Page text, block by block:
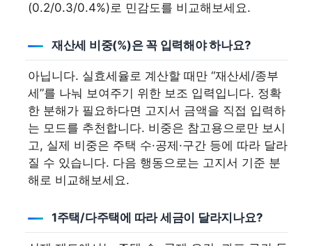
(0.2/0.3/0.4%)로 민감도를 비교해보세요.
재산세 비중(%)은 꼭 입력해야 하나요?
아닙니다. 실효세율로 계산할 때만 “재산세/종부
세”를 나눠 보여주기 위한 보조 입력입니다. 정확
한 분해가 필요하다면 고지서 금액을 직접 입력하
는 모드를 추천합니다. 비중은 참고용으로만 보시
고, 실제 비중은 주택 수·공제·구간 등에 따라 달라
질 수 있습니다. 다음 행동으로는 고지서 기준 분
해로 비교해보세요.
1주택/다주택에 따라 세금이 달라지나요?